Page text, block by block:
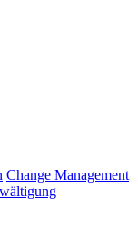
Change Management